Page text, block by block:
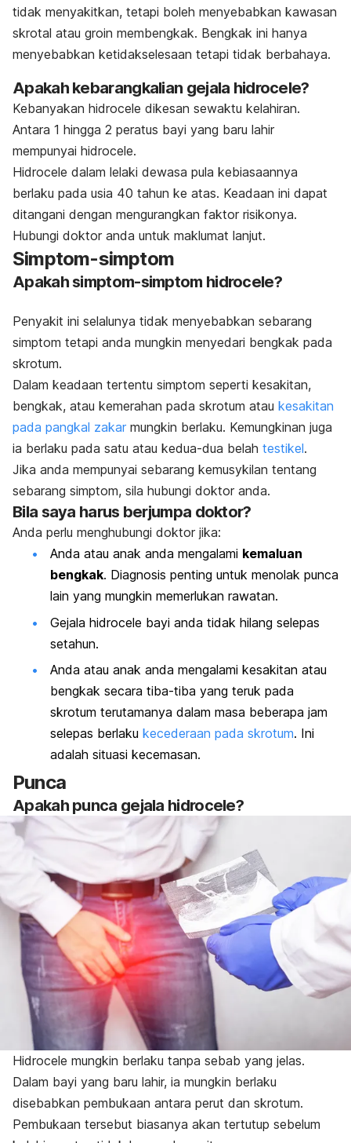
tidak menyakitkan, tetapi boleh menyebabkan kawasan
skrotal atau groin membengkak. Bengkak ini hanya
menyebabkan ketidakselesaan tetapi tidak berbahaya.
Apakah kebarangkalian gejala hidrocele?
Kebanyakan hidrocele dikesan sewaktu kelahiran.
Antara 1 hingga 2 peratus bayi yang baru lahir
mempunyai hidrocele.
Hidrocele dalam lelaki dewasa pula kebiasaannya
berlaku pada usia 40 tahun ke atas. Keadaan ini dapat
ditangani dengan mengurangkan faktor risikonya.
Hubungi doktor anda untuk maklumat lanjut.
Simptom-simptom
Apakah simptom-simptom hidrocele?
Penyakit ini selalunya tidak menyebabkan sebarang
simptom tetapi anda mungkin menyedari bengkak pada
skrotum.
Dalam keadaan tertentu simptom seperti kesakitan,
bengkak, atau kemerahan pada skrotum atau kesakitan
pada pangkal zakar mungkin berlaku. Kemungkinan juga
ia berlaku pada satu atau kedua-dua belah testikel.
Jika anda mempunyai sebarang kemusykilan tentang
sebarang simptom, sila hubungi doktor anda.
Bila saya harus berjumpa doktor?
Anda perlu menghubungi doktor jika:
Anda atau anak anda mengalami kemaluan
bengkak. Diagnosis penting untuk menolak punca
lain yang mungkin memerlukan rawatan.
Gejala hidrocele bayi anda tidak hilang selepas
setahun.
Anda atau anak anda mengalami kesakitan atau
bengkak secara tiba-tiba yang teruk pada
skrotum terutamanya dalam masa beberapa jam
selepas berlaku kecederaan pada skrotum. Ini
adalah situasi kecemasan.
Punca
Apakah punca gejala hidrocele?
Hidrocele mungkin berlaku tanpa sebab yang jelas.
Dalam bayi yang baru lahir, ia mungkin berlaku
disebabkan pembukaan antara perut dan skrotum.
Pembukaan tersebut biasanya akan tertutup sebelum